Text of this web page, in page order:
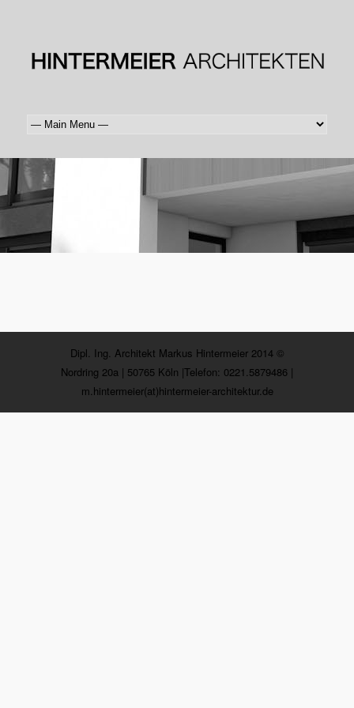
Dipl. Ing. Architekt Markus Hintermeier 2014 ©
Nordring 20a | 50765 Köln |Telefon: 0221.5879486 |
m.hintermeier(at)hintermeier-architektur.de